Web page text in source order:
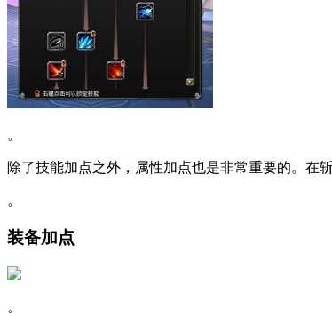
。
除了技能加点之外，属性加点也是非常重要的。在
。
装备加点
。